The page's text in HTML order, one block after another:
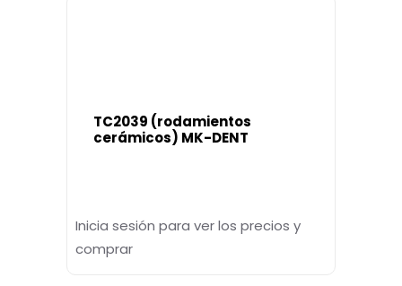
TC2039 (rodamientos
cerámicos) MK-DENT
Inicia sesión para ver los precios y
comprar